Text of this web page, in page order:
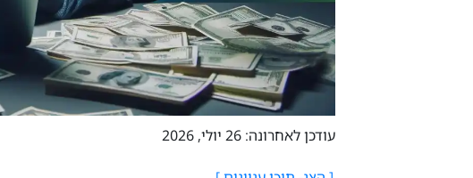
עודכן לאחרונה: 26 יולי, 2026